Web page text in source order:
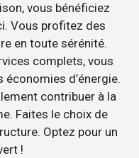
vous bénéficiez
Vous profitez des
en toute sérénité.
complets, vous
d’énergie.
contribuer à la
Faites le choix de
Optez pour un
!